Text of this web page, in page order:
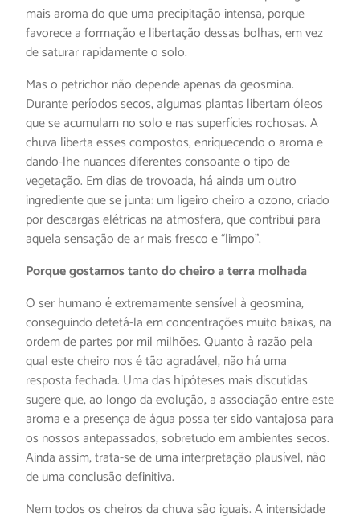
mais aroma do que uma precipitação intensa, porque
favorece a formação e libertação dessas bolhas, em vez
de saturar rapidamente o solo.
Mas o petrichor não depende apenas da geosmina.
Durante períodos secos, algumas plantas libertam óleos
que se acumulam no solo e nas superfícies rochosas. A
chuva liberta esses compostos, enriquecendo o aroma e
dando-lhe nuances diferentes consoante o tipo de
vegetação. Em dias de trovoada, há ainda um outro
ingrediente que se junta: um ligeiro cheiro a ozono, criado
por descargas elétricas na atmosfera, que contribui para
aquela sensação de ar mais fresco e “limpo”.
Porque gostamos tanto do cheiro a terra molhada
O ser humano é extremamente sensível à geosmina,
conseguindo detetá-la em concentrações muito baixas, na
ordem de partes por mil milhões. Quanto à razão pela
qual este cheiro nos é tão agradável, não há uma
resposta fechada. Uma das hipóteses mais discutidas
sugere que, ao longo da evolução, a associação entre este
aroma e a presença de água possa ter sido vantajosa para
os nossos antepassados, sobretudo em ambientes secos.
Ainda assim, trata-se de uma interpretação plausível, não
de uma conclusão definitiva.
Nem todos os cheiros da chuva são iguais. A intensidade